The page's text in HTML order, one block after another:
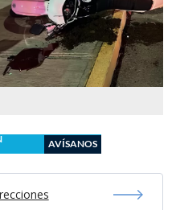
AVÍSANOS